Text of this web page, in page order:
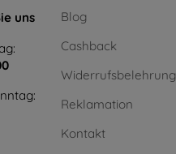
uns
Blog
Cashback
Widerrufsbelehrung
Reklamation
Kontakt